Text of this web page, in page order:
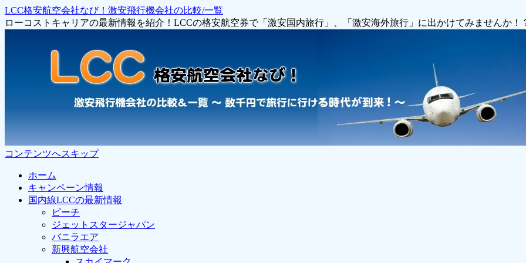
LCC格安航空会社なび！激安飛行機会社の比較/一覧
ローコストキャリアの最新情報を紹介！LCCの格安航空券で「激安国内旅行」、「激安海外旅行」に出かけてみませんか！
コンテンツへスキップ
ホーム
キャンペーン情報
国内線LCCの最新情報
ピーチ
ジェットスタージャパン
バニラエア
新興航空会社